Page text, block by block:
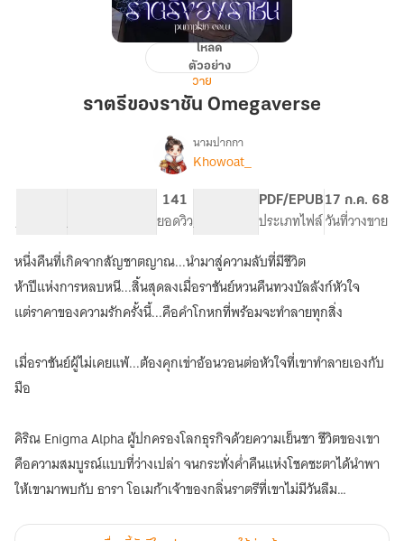
ราชัน
โหลด
ตัวอย่าง
วาย
ราตรีของราชัน Omegaverse
เรื่อง
Omegaverse
นามปากกา
Khowoat_
จำนวนคำ จำนวนหน้า (A5)
141
ยอดวิวระดับเนื้อหา
PDF/EPUB
ประเภทไฟล์
17 ก.ค. 68
วันที่วางขาย
หนึ่งคืนที่เกิดจากสัญชาตญาณ...นำมาสู่ความลับที่มีชีวิต
ห้าปีแห่งการหลบหนี...สิ้นสุดลงเมื่อราชันย์หวนคืนทวงบัลลังก์หัวใจ
แต่ราคาของความรักครั้งนี้...คือคำโกหกที่พร้อมจะทำลายทุกสิ่ง
เมื่อราชันย์ผู้ไม่เคยแพ้...ต้องคุกเข่าอ้อนวอนต่อหัวใจที่เขาทำลายเองกับ
มือ
คิริณ Enigma Alpha ผู้ปกครองโลกธุรกิจด้วยความเย็นชา ชีวิตของเขา
คือความสมบูรณ์แบบที่ว่างเปล่า จนกระทั่งค่ำคืนแห่งโชคชะตาได้นำพา
ให้เขามาพบกับ ธารา โอเมก้าเจ้าของกลิ่นราตรีที่เขาไม่มีวันลืม